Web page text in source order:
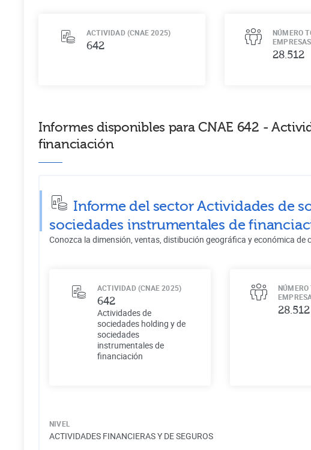
ACTIVIDAD (CNAE 2025)
642
NÚMERO
EMPRESAS
28.512
Informes disponibles para CNAE 642 -
financiación
Informe del sector Actividades de
sociedades instrumentales de
Conozca la dimensión, ventas, distibución geográfica y económica de
ACTIVIDAD (CNAE 2025)
642
Actividades de
sociedades holding y de
sociedades
instrumentales de
financiación
NÚMERO
28.512
NIVEL
ACTIVIDADES FINANCIERAS Y DE SEGUROS